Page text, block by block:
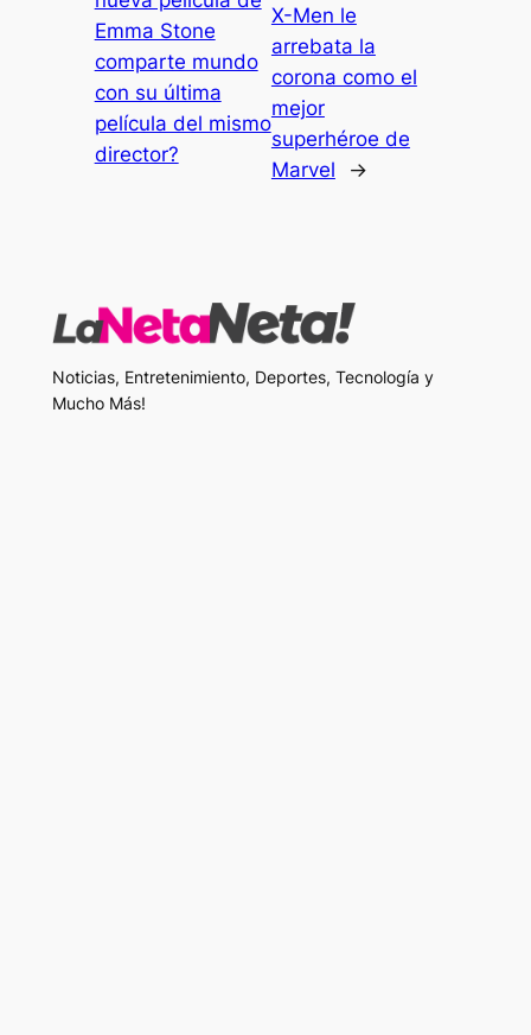
Emma Stone
comparte mundo
con su última
película del mismo
director?
X-Men le
arrebata la
corona como el
mejor
superhéroe de
Marvel
→
Noticias, Entretenimiento, Deportes, Tecnología y
Mucho Más!